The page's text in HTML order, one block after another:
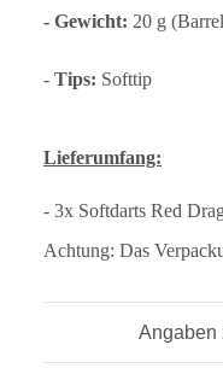
- Gewicht: 20 g
- Tips: Softtip
Lieferumfang:
- 3x Softdarts Red
Achtung: Das
Angaben